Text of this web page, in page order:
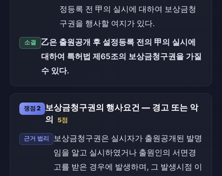
정등록 전 甲의 실시에 대하여 보상금청
구권을 행사할 여지가 있다.
소결
乙은 출원공개 후 설정등록 전의 甲의 실시에
대하여 특허법 제65조의 보상금청구권을 가질
수 있다.
쟁점 2
보상금청구권의 행사요건 — 경고 또는 악
의
5점
근거 법리
보상금청구권은 실시자가 출원공개된 발명
임을 알고 실시하였거나 출원인의 서면경
고를 받은 경우에 발생하며, 그 발생시점 이